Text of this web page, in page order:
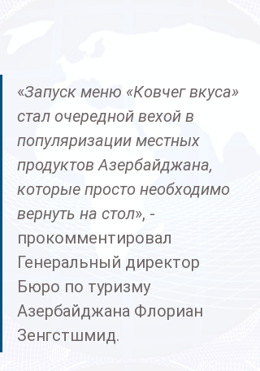
«Запуск меню «Ковчег вкуса»
стал очередной вехой в
популяризации местных
продуктов Азербайджана,
которые просто необходимо
вернуть на стол», -
прокомментировал
Генеральный директор
Бюро по туризму
Азербайджана Флориан
Зенгстшмид.